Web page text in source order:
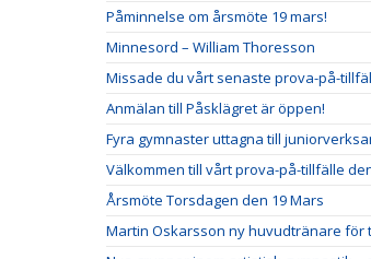
Påminnelse om årsmöte 19 mars!
Minnesord – William Thoresson
Missade du vårt senaste prova-på-
Anmälan till Påsklägret är öppen!
Fyra gymnaster uttagna till
Välkommen till vårt prova-på-tillfälle
Årsmöte Torsdagen den 19 Mars
Martin Oskarsson ny huvudtränare för